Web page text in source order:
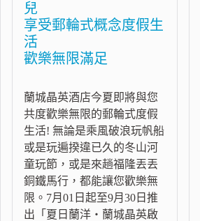
兒
享受郵輪式概念度假生
活
歡樂無限滿足
蘭城晶英酒店今夏即將與您
共度歡樂無限的郵輪式度假
生活! 無論是乘風破浪玩帆船
或是玩遍揆違已久的冬山河
童玩節，或是來趟福隆丟丟
銅鐵馬行，都能讓您歡樂無
限。7月01日起至9月30日推
出「夏日蘭洋‧蘭城晶英啟